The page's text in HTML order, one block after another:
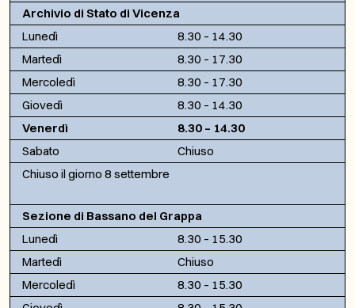
Archivio di Stato di Vicenza
Lunedì
8.30 – 14.30
Martedì
8.30 – 17.30
Mercoledì
8.30 – 17.30
Giovedì
8.30 – 14.30
Venerdì
8.30 – 14.30
Sabato
Chiuso
Chiuso il giorno 8 settembre
Sezione di Bassano del Grappa
Lunedì
8.30 – 15.30
Martedì
Chiuso
Mercoledì
8.30 – 15.30